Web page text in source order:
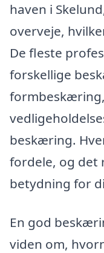
haven i
overveje,
De fleste
forskellige
formbeskæring,
beskæring.
fordele, og det
betydning for
En god
viden om,